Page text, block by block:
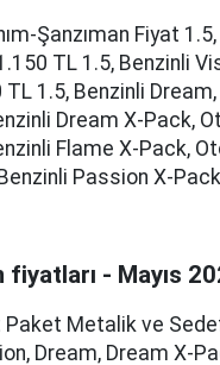
Şanzıman Fiyat
TL 1.5, Benzinli
1.5, Benzinli
Dream X-Pack,
Flame X-Pack,
Passion X-
- Mayıs
Paket Metalik ve
Dream, Dream X-